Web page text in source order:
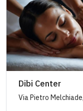
Dibi Center
Via Pietro